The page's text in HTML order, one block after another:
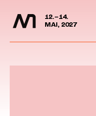
Jump to content
12.–14.
MAI, 2027